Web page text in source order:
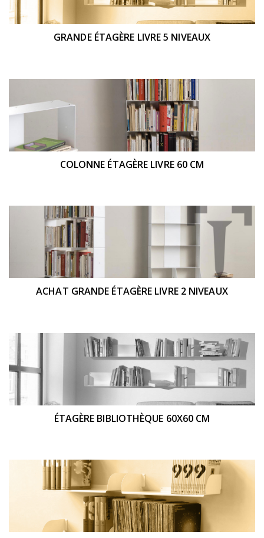
GRANDE ÉTAGÈRE LIVRE 5 NIVEAUX
COLONNE ÉTAGÈRE LIVRE 60 CM
ACHAT GRANDE ÉTAGÈRE LIVRE 2 NIVEAUX
ÉTAGÈRE BIBLIOTHÈQUE 60X60 CM